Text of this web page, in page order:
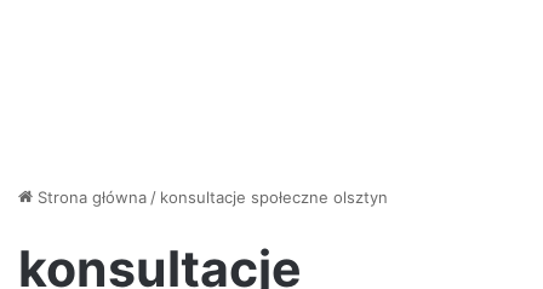
Strona główna / konsultacje społeczne olsztyn
konsultacje